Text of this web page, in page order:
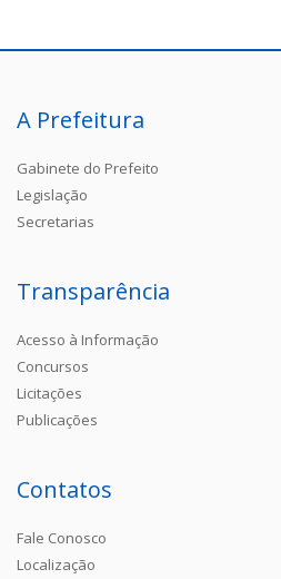
A Prefeitura
Gabinete do Prefeito
Legislação
Secretarias
Transparência
Acesso à Informação
Concursos
Licitações
Publicações
Contatos
Fale Conosco
Localização